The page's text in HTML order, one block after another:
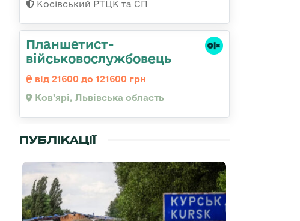
Косівський РТЦК та СП
Планшетист-
військовослужбовець
від 21600 до 121600 грн
Ков'ярі, Львівська область
ПУБЛІКАЦІЇ